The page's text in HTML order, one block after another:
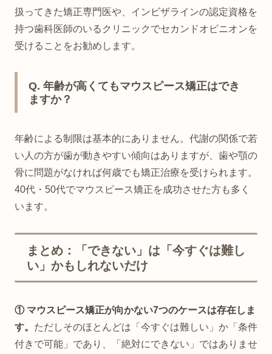
扱ってきた矯正専門医や、インビザラインの認定資格を
持つ歯科医師のいるクリニックでセカンドオピニオンを
受けることをお勧めします。
Q. 年齢が高くてもマウスピース矯正はでき
ますか？
年齢による制限は基本的にありません。代謝の関係で若
い人の方が歯が動きやすい傾向はありますが、歯や顎の
骨に問題がなければ何歳でも矯正治療を受けられます。
40代・50代でマウスピース矯正を成功させた方も多く
います。
まとめ：「できない」は「今すぐは難し
い」かもしれないだけ
① マウスピース矯正が向かない7つのケースは存在しま
す。 ただしそのほとんどは「今すぐは難しい」か「条件
付きで可能」であり、「絶対にできない」ではありませ